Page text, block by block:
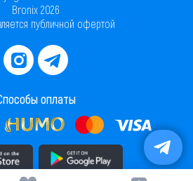
Bronix 2026
публичной офертой
оплаты
приложение в AppStore Скачать приложение в PlayMarket